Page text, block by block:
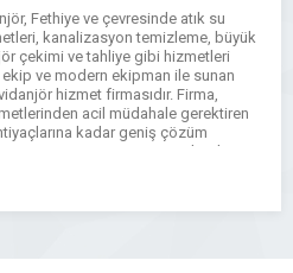
Fethiye ve çevresinde atık su
kanalizasyon temizleme, büyük
çekimi ve tahliye gibi hizmetleri
ve modern ekipman ile sunan
hizmet firmasıdır. Firma,
acil müdahale gerektiren
kadar geniş çözüm
müşteri memnuniyetini ön planda